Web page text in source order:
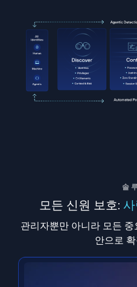
솔
모든 신원 보호:
관리자뿐만 아니라 모든
안으로 확